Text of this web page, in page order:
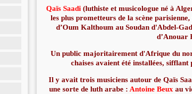
Qaïs Saadi (luthiste et musicologue né à
les plus prometteurs de la scène
d’Oum Kalthoum au Soudan d'Abdel-
d’Anouar
Un public majoritairement d'Afrique du
chaises avaient été installées,
Il y avait trois musiciens autour de Qaïs
une sorte de luth arabe : Antoine Beux au